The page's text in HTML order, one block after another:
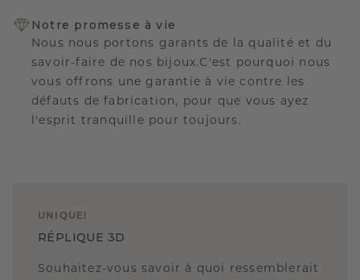
Notre promesse à vie
Nous nous portons garants de la qualité et du
savoir-faire de nos bijoux.C'est pourquoi nous
vous offrons une garantie à vie contre les
défauts de fabrication, pour que vous ayez
l'esprit tranquille pour toujours.
UNIQUE !
RÉPLIQUE 3D
Souhaitez-vous savoir à quoi ressemblerait